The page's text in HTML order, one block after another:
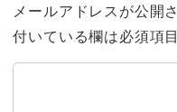
メールアドレスが公開
付いている欄は必須項